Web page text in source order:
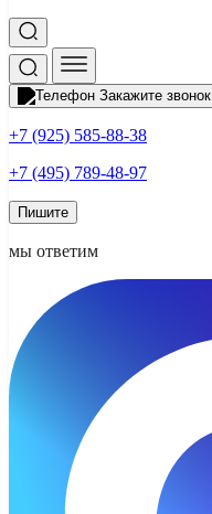
Закажите звонок
+7 (925) 585-88-38
+7 (495) 789-48-97
Пишите
мы ответим